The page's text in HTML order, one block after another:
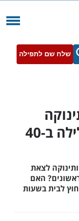
שם לתפילה
לצאת מהבית ביום ובלילה ב-40